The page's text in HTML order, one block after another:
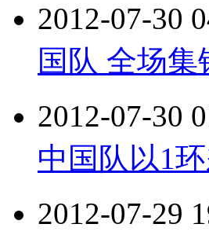
2012-07-30
国队 全场集
2012-07-30
中国队以1
2012-07-29